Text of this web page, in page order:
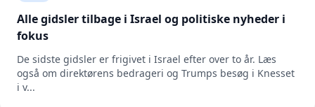
Alle gidsler tilbage i Israel og politiske nyheder i
fokus
De sidste gidsler er frigivet i Israel efter over to år. Læs
også om direktørens bedrageri og Trumps besøg i Knesset
i v...